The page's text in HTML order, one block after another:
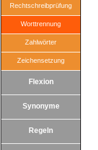
Rechtschreibprüfung
Worttrennung
Zahlwörter
Zeichensetzung
Flexion
Synonyme
Regeln